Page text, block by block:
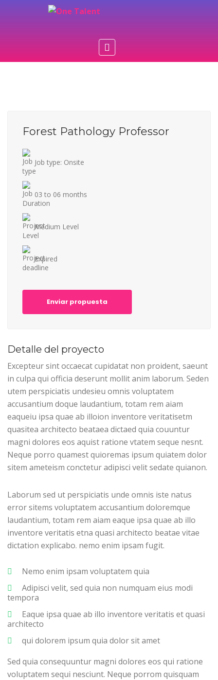
Forest Pathology Professor
Job type: Onsite
03 to 06 months
Medium Level
Expired
Enviar propuesta
Detalle del proyecto
Excepteur sint occaecat cupidatat non proident, saeunt
in culpa qui officia deserunt mollit anim laborum. Seden
utem perspiciatis undesieu omnis voluptatem
accusantium doque laudantium, totam rem aiam
eaqueiu ipsa quae ab illoion inventore veritatisetm
quasitea architecto beataea dictaed quia couuntur
magni dolores eos aquist ratione vtatem seque nesnt.
Neque porro quamest quioremas ipsum quiatem dolor
sitem ameteism conctetur adipisci velit sedate quianon.
Laborum sed ut perspiciatis unde omnis iste natus
error sitems voluptatem accusantium doloremque
laudantium, totam rem aiam eaque ipsa quae ab illo
inventore veritatis etna quasi architecto beatae vitae
dictation explicabo. nemo enim ipsam fugit.
Nemo enim ipsam voluptatem quia
Adipisci velit, sed quia non numquam eius modi
tempora
Eaque ipsa quae ab illo inventore veritatis et quasi
architecto
qui dolorem ipsum quia dolor sit amet
Sed quia consequuntur magni dolores eos qui ratione
voluptatem sequi nesciunt. Neque porrom quisquam